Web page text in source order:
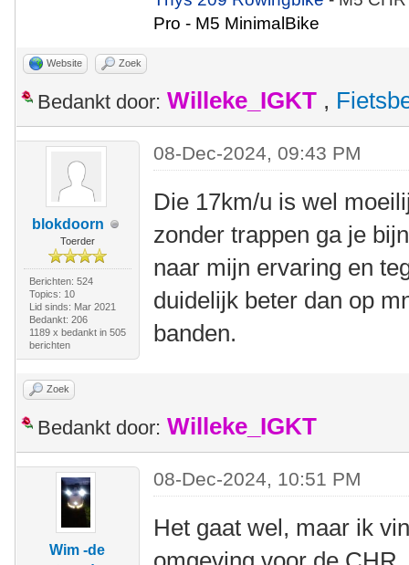
Pro - M5 MinimalBike
Website Zoek
Bedankt door: Willeke_IGKT ,
blokdoorn
Toerder
Berichten: 524
Topics: 10
Lid sinds: Mar 2021
Bedankt: 206
1189 x bedankt in 505
berichten
08-Dec-2024, 09:43 PM
Die 17km/u is wel
zonder trappen ga je
naar mijn ervaring en
duidelijk beter dan op
banden.
Zoek
Bedankt door: Willeke_IGKT
Wim -de
08-Dec-2024, 10:51 PM
Het gaat wel, maar ik